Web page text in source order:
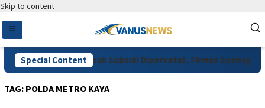
Skip to content
Special Content
Pengawasan Pupuk Subsidi Diperketat, Firman Soebagyo
TAG: POLDA METRO KAYA